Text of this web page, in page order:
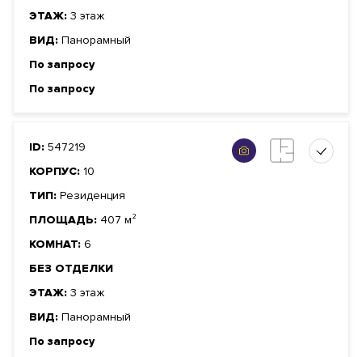
ЭТАЖ: 3 этаж
ВИД: Панорамный
По запросу
По запросу
ID: 547219
КОРПУС: 10
ТИП: Резиденция
ПЛОЩАДЬ: 407 м²
КОМНАТ: 6
БЕЗ ОТДЕЛКИ
ЭТАЖ: 3 этаж
ВИД: Панорамный
По запросу